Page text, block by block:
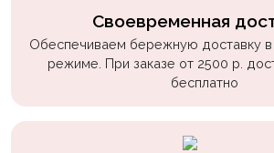
Своевременная
Обеспечиваем бережную доставку в
режиме. При заказе от 2500 р.
бесплатно